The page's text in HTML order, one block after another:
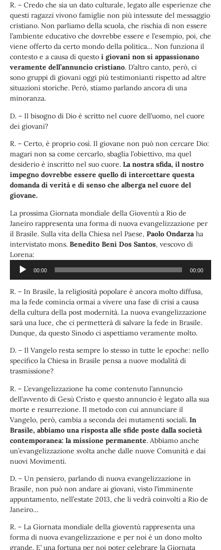
R. – Credo che sia un dato culturale, legato alle esperienze che
questi ragazzi vivono famiglie non più intessute del messaggio
cristiano. Non parliamo della scuola, che rischia di non essere
l’ambiente educativo che dovrebbe essere e l’esempio, poi, che
viene offerto da certo mondo della politica… Non funziona il
contesto e a causa di questo i giovani non si appassionano
veramente dell’annuncio cristiano. D’altro canto, però, ci
sono gruppi di giovani oggi più testimonianti rispetto ad altre
situazioni storiche. Però, stiamo parlando ancora di una
minoranza.
D. – Il bisogno di Dio è scritto nel cuore dell’uomo, nel cuore
dei giovani?
R. – Certo, è proprio così. Il giovane non può non cercare Dio:
magari non sa come cercarlo, sbaglia l’obiettivo, ma quel
desiderio è inscritto nel suo cuore. La nostra sfida, il nostro
impegno dovrebbe essere quello di intercettare questa
domanda di verità e di senso che alberga nel cuore del
giovane.
La prossima Giornata mondiale della Gioventù a Rio de
Janeiro rappresenta una forma di nuova evangelizzazione per
il Brasile. Sulla vita della Chiesa nel Paese, Paolo Ondarza ha
intervistato mons. Benedito Beni Dos Santos, vescovo di
Lorena:
00:00 00:00
R. – In Brasile, la religiosità popolare è ancora molto diffusa,
ma la fede comincia ormai a vivere una fase di crisi a causa
della cultura della post modernità. La nuova evangelizzazione
sarà una luce, che ci permetterà di salvare la fede in Brasile.
Dunque, da questo Sinodo ci aspettiamo veramente molto.
D. – Il Vangelo resta sempre lo stesso in tutte le epoche: nello
specifico la Chiesa in Brasile pensa a nuove modalità di
trasmissione?
R. – L’evangelizzazione ha come contenuto l’annuncio
dell’avvento di Gesù Cristo e questo annuncio è legato alla sua
morte e resurrezione. Il metodo con cui annunciare il
Vangelo, però, cambia a seconda dei mutamenti sociali. In
Brasile, abbiamo una risposta alle sfide poste dalla società
contemporanea: la missione permanente. Abbiamo anche
un’evangelizzazione svolta anche dalle nuove Comunità e dai
nuovi Movimenti.
D. – Un pensiero, parlando di nuova evangelizzazione in
Brasile, non può non andare ai giovani, visto l’imminente
appuntamento, nell’estate 2013, che li vedrà coinvolti a Rio de
Janeiro…
R. – La Giornata mondiale della gioventù rappresenta una
forma di nuova evangelizzazione e per noi è un dono molto
grande. E’ una fortuna per noi poter celebrare la Giornata